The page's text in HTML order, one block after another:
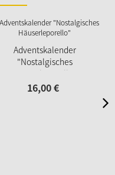
Adventskalender
"Nostalgisches
Häuserleporello"
16,00€